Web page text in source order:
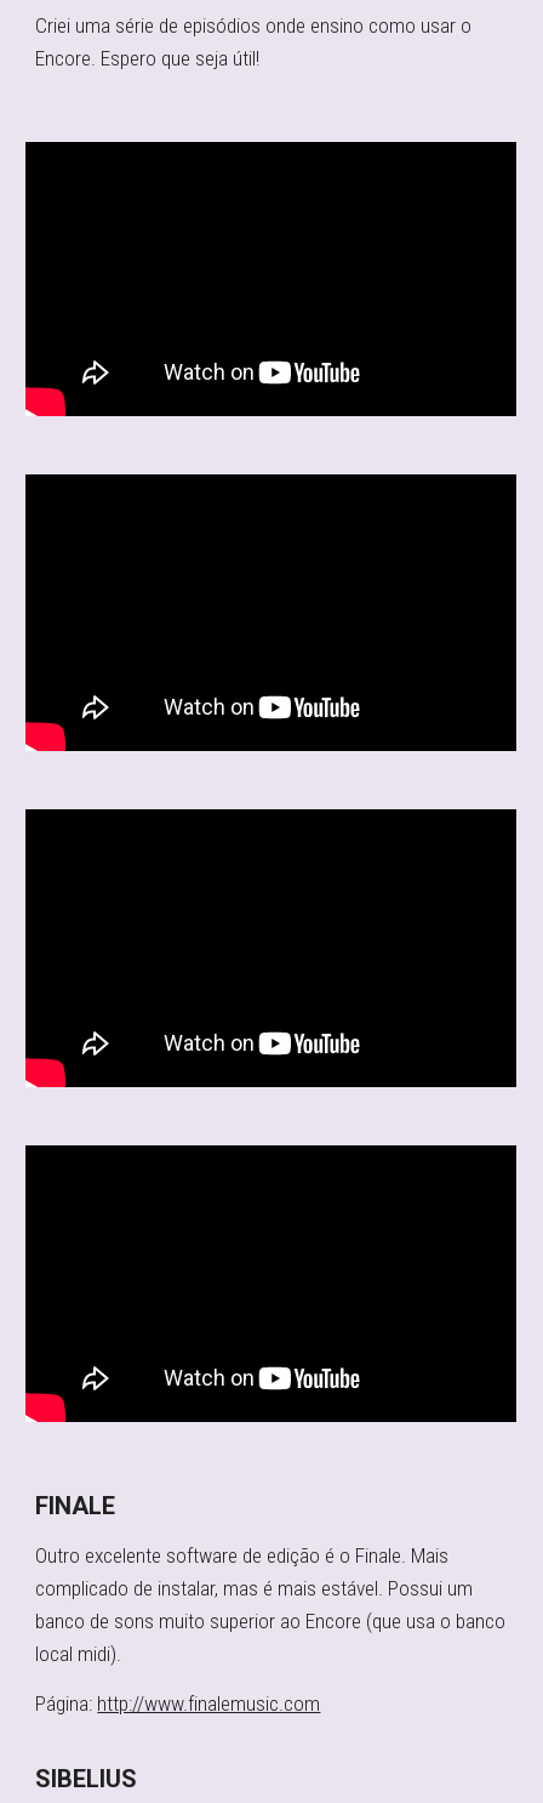
Criei uma série de episódios onde ensino como usar o
Encore. Espero que seja útil!
FINALE
Outro excelente software de edição é o Finale. Mais
complicado de instalar, mas é mais estável. Possui um
banco de sons muito superior ao Encore (que usa o banco
local midi).
Página: http://www.finalemusic.com
SIBELIUS